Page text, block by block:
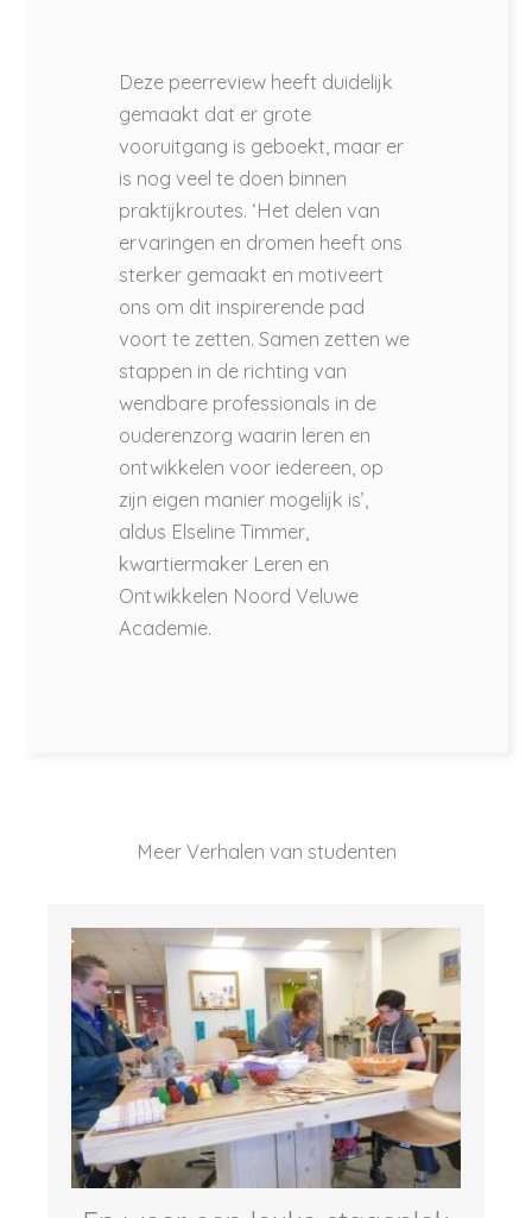
Deze peerreview heeft duidelijk
gemaakt dat er grote
vooruitgang is geboekt, maar er
is nog veel te doen binnen
praktijkroutes. ‘Het delen van
ervaringen en dromen heeft ons
sterker gemaakt en motiveert
ons om dit inspirerende pad
voort te zetten. Samen zetten we
stappen in de richting van
wendbare professionals in de
ouderenzorg waarin leren en
ontwikkelen voor iedereen, op
zijn eigen manier mogelijk is’,
aldus Elseline Timmer,
kwartiermaker Leren en
Ontwikkelen Noord Veluwe
Academie.
Meer Verhalen van studenten